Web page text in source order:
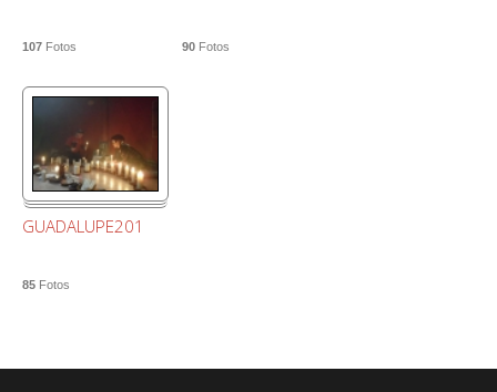
107 Fotos 90 Fotos
GUADALUPE2018
85 Fotos